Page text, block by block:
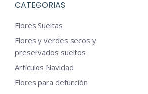
CATEGORIAS
Flores Sueltas
Flores y verdes secos y
preservados sueltos
Artículos Navidad
Flores para defunción